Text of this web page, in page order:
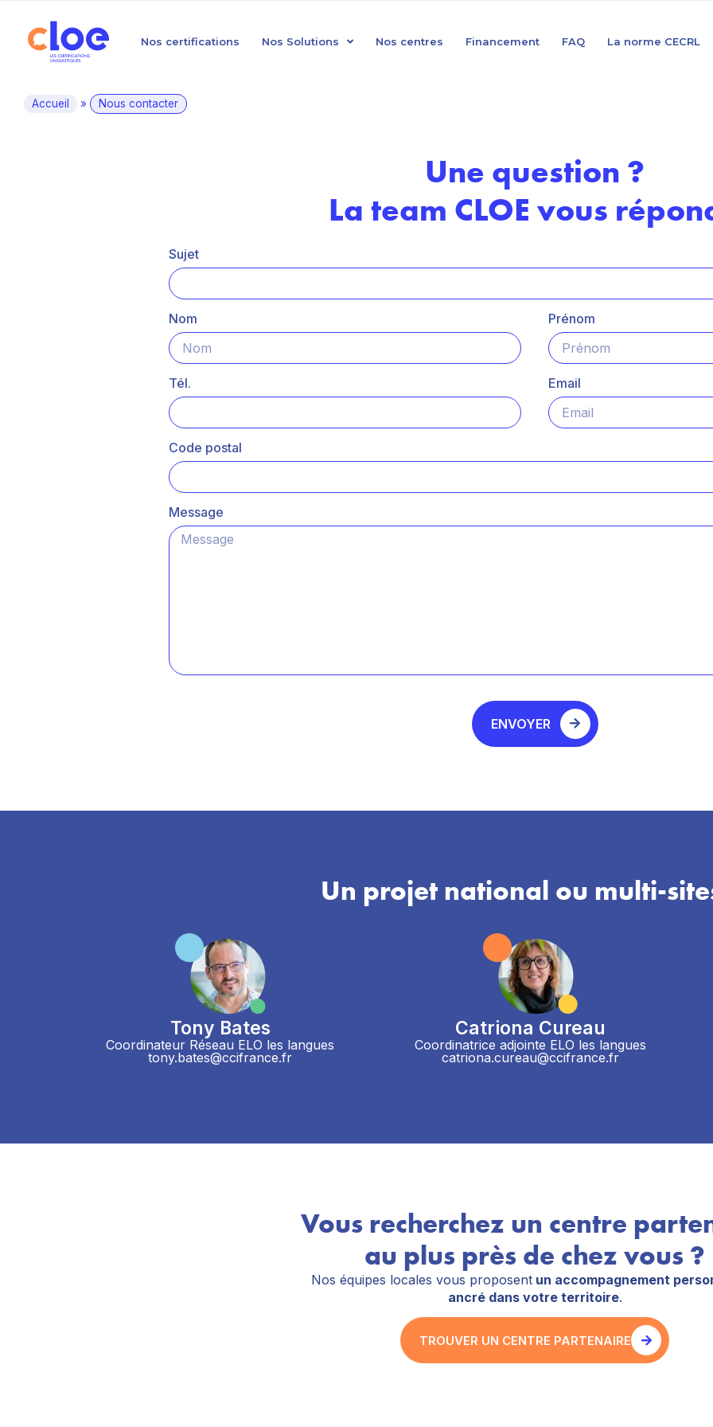
Nos certifications Nos Solutions Nos centres Financement FAQ La norme CECRL
Accueil » Nous contacter
Une question ?
La team CLOE vous
Sujet
Nom Prénom
Tél. Email
Code postal
Message
ENVOYER
Un projet national ou multi-
Tony Bates
Coordinateur Réseau ELO les langues
tony.bates@ccifrance.fr
Catriona Cureau
Coordinatrice adjointe ELO les langues
catriona.cureau@ccifrance.fr
Vous recherchez un centre
au plus près de chez vous ?
Nos équipes locales vous proposentun accompagnement
ancré dans votre territoire.
TROUVER UN CENTRE PARTENAIRE